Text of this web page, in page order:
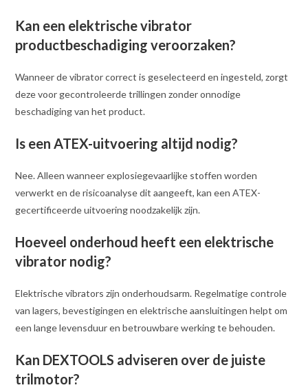
Kan een elektrische vibrator
productbeschadiging veroorzaken?
Wanneer de vibrator correct is geselecteerd en ingesteld, zorgt
deze voor gecontroleerde trillingen zonder onnodige
beschadiging van het product.
Is een ATEX-uitvoering altijd nodig?
Nee. Alleen wanneer explosiegevaarlijke stoffen worden
verwerkt en de risicoanalyse dit aangeeft, kan een ATEX-
gecertificeerde uitvoering noodzakelijk zijn.
Hoeveel onderhoud heeft een elektrische
vibrator nodig?
Elektrische vibrators zijn onderhoudsarm. Regelmatige controle
van lagers, bevestigingen en elektrische aansluitingen helpt om
een lange levensduur en betrouwbare werking te behouden.
Kan DEXTOOLS adviseren over de juiste
trilmotor?